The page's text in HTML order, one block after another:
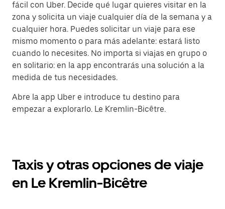
fácil con Uber. Decide qué lugar quieres visitar en la
zona y solicita un viaje cualquier día de la semana y a
cualquier hora. Puedes solicitar un viaje para ese
mismo momento o para más adelante: estará listo
cuando lo necesites. No importa si viajas en grupo o
en solitario: en la app encontrarás una solución a la
medida de tus necesidades.
Abre la app Uber e introduce tu destino para
empezar a explorarlo. Le Kremlin-Bicêtre.
Taxis y otras opciones de viaje
en Le Kremlin-Bicêtre